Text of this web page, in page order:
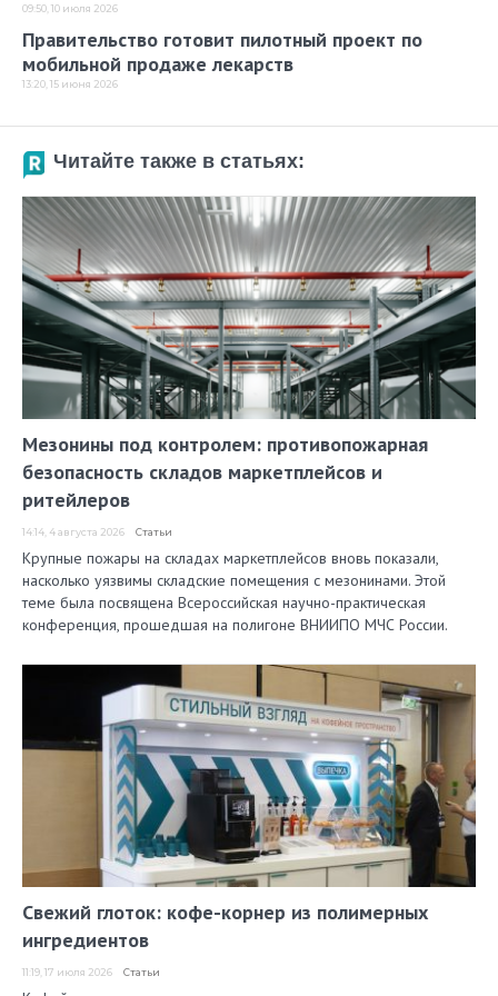
09:50, 10 июля 2026
Правительство готовит пилотный проект по
мобильной продаже лекарств
13:20, 15 июня 2026
Читайте также в статьях:
Мезонины под контролем: противопожарная
безопасность складов маркетплейсов и
ритейлеров
14:14, 4 августа 2026 Статьи
Крупные пожары на складах маркетплейсов вновь показали,
насколько уязвимы складские помещения с мезонинами. Этой
теме была посвящена Всероссийская научно-практическая
конференция, прошедшая на полигоне ВНИИПО МЧС России.
Свежий глоток: кофе-корнер из полимерных
ингредиентов
11:19, 17 июля 2026 Статьи